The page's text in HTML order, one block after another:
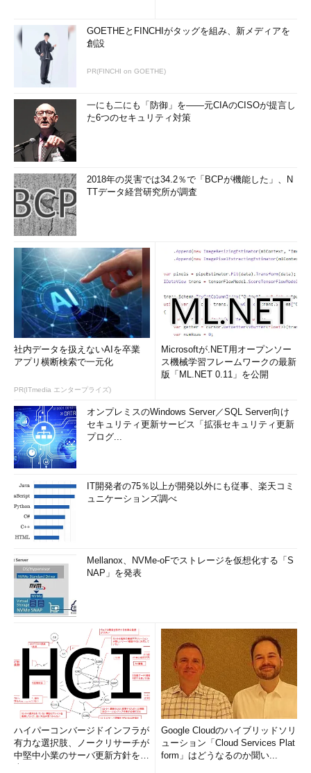
GOETHEとFINCHIがタッグを組み、新メディアを
創設
PR(FINCHI on GOETHE)
一にも二にも「防御」を――元CIAのCISOが提言し
た6つのセキュリティ対策
2018年の災害では34.2％で「BCPが機能した」、N
TTデータ経営研究所が調査
社内データを扱えないAIを卒業
アプリ横断検索で一元化
PR(ITmedia エンタープライズ)
Microsoftが.NET用オープンソー
ス機械学習フレームワークの最新
版「ML.NET 0.11」を公開
オンプレミスのWindows Server／SQL Server向け
セキュリティ更新サービス「拡張セキュリティ更新
プログ...
IT開発者の75％以上が開発以外にも従事、楽天コミ
ュニケーションズ調べ
Mellanox、NVMe-oFでストレージを仮想化する「S
NAP」を発表
ハイパーコンバージドインフラが
有力な選択肢、ノークリサーチが
中堅中小業のサーバ更新方針を調
Google Cloudのハイブリッドソリ
ューション「Cloud Services Plat
form」はどうなるのか聞い...